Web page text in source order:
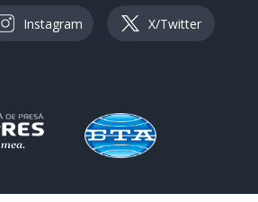
Instagram X/Twitter